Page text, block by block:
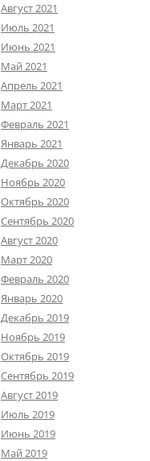
Август 2021
Июль 2021
Июнь 2021
Май 2021
Апрель 2021
Март 2021
Февраль 2021
Январь 2021
Декабрь 2020
Ноябрь 2020
Октябрь 2020
Сентябрь 2020
Август 2020
Март 2020
Февраль 2020
Январь 2020
Декабрь 2019
Ноябрь 2019
Октябрь 2019
Сентябрь 2019
Август 2019
Июль 2019
Июнь 2019
Май 2019